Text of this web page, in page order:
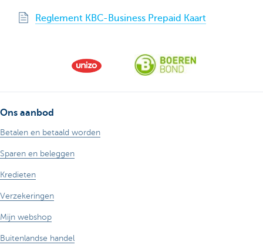
Reglement KBC-Business Prepaid Kaart
Ons aanbod
Betalen en betaald worden
Sparen en beleggen
Kredieten
Verzekeringen
Mijn webshop
Buitenlandse handel